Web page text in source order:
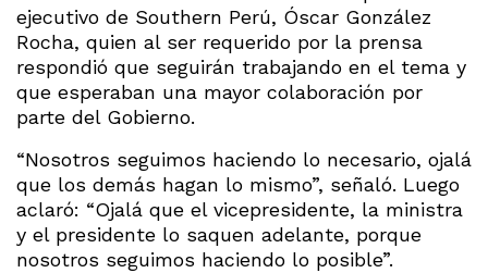
ejecutivo de Southern Perú, Óscar González
Rocha, quien al ser requerido por la prensa
respondió que seguirán trabajando en el tema y
que esperaban una mayor colaboración por
parte del Gobierno.
“Nosotros seguimos haciendo lo necesario, ojalá
que los demás hagan lo mismo”, señaló. Luego
aclaró: “Ojalá que el vicepresidente, la ministra
y el presidente lo saquen adelante, porque
nosotros seguimos haciendo lo posible”.